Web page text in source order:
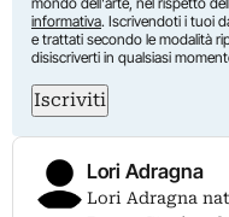
informativa. Iscrivendoti i tuoi
e trattati secondo le modalità
disiscriverti in qualsiasi
Iscriviti
Lori Adragna
Lori Adragna